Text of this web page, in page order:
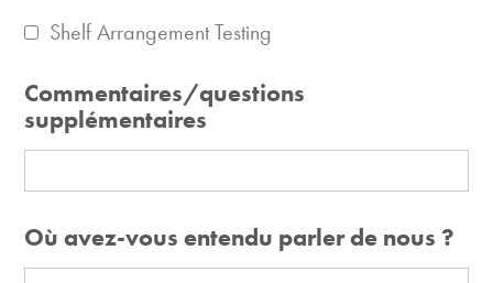
Shelf Arrangement Testing
Commentaires/questions
supplémentaires
Où avez-vous entendu parler de nous ?